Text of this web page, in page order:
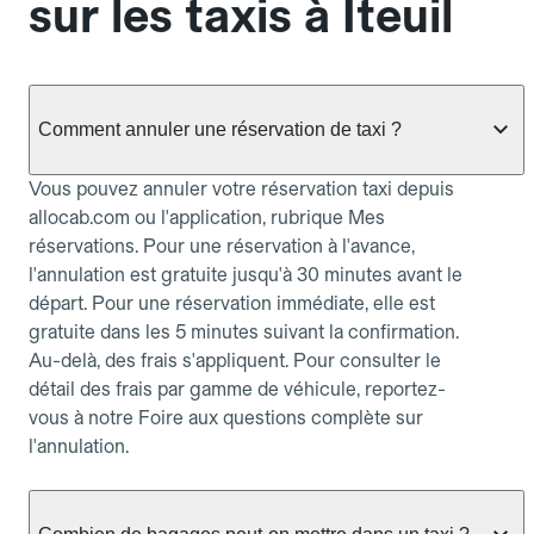
sur les taxis à Iteuil
Comment annuler une réservation de taxi ?
Vous pouvez annuler votre réservation taxi depuis
allocab.com ou l'application, rubrique Mes
réservations. Pour une réservation à l'avance,
l'annulation est gratuite jusqu'à 30 minutes avant le
départ. Pour une réservation immédiate, elle est
gratuite dans les 5 minutes suivant la confirmation.
Au-delà, des frais s'appliquent. Pour consulter le
détail des frais par gamme de véhicule, reportez-
vous à notre Foire aux questions complète sur
l'annulation.